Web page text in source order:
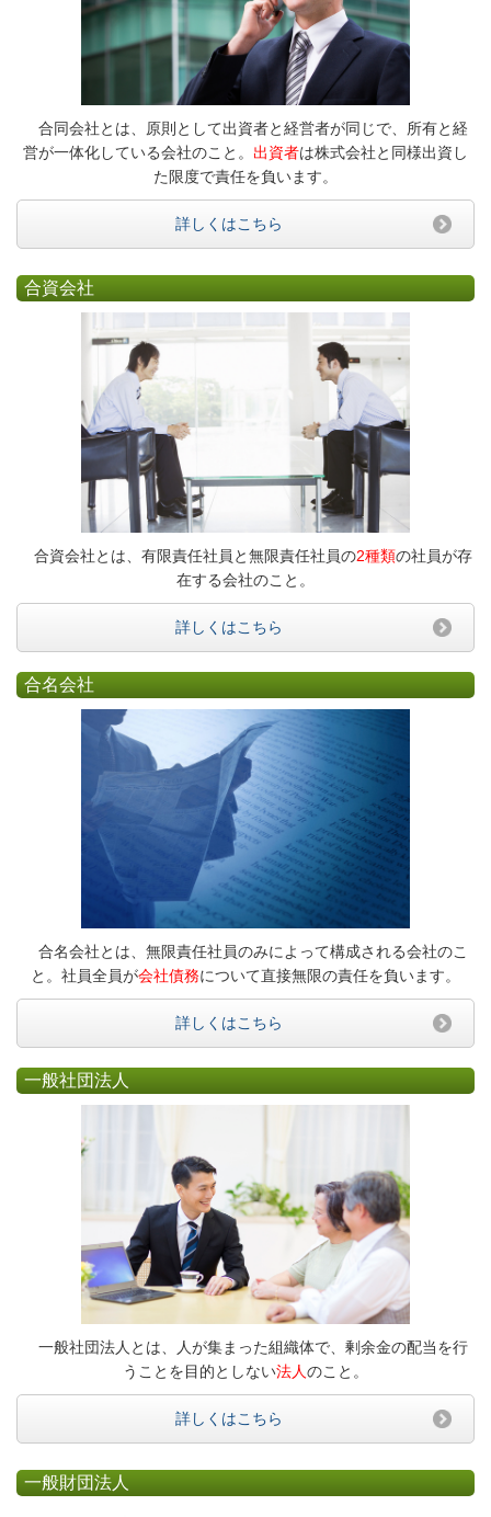
合同会社とは、原則として出資者と経営者が同じで、所有と経
営が一体化している会社のこと。 出資者は株式会社と同様出資し
た限度で責任を負います。
詳しくはこちら
合資会社
合資会社とは、有限責任社員と無限責任社員の2種類の社員が存
在する会社のこと。
詳しくはこちら
合名会社
合名会社とは、無限責任社員のみによって構成される会社のこ
と。社員全員が会社債務について直接無限の責任を負います。
詳しくはこちら
一般社団法人
一般社団法人とは、人が集まった組織体で、剰余金の配当を行
うことを目的としない法人のこと。
詳しくはこちら
一般財団法人